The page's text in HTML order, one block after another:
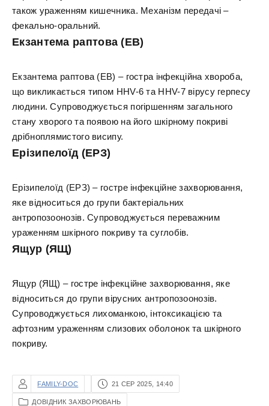
також ураженням кишечника. Механізм передачі –
фекально-оральний.
Екзантема раптова (ЕВ)
Екзантема раптова (ЕВ) – гостра інфекційна хвороба,
що викликається типом HHV-6 та HHV-7 вірусу герпесу
людини. Супроводжується погіршенням загального
стану хворого та появою на його шкірному покриві
дрібноплямистого висипу.
Ерізипелоїд (ЕРЗ)
Ерізипелоїд (ЕРЗ) – гостре інфекційне захворювання,
яке відноситься до групи бактеріальних
антропозоонозів. Супроводжується переважним
ураженням шкірного покриву та суглобів.
Ящур (ЯЩ)
Ящур (ЯЩ) – гостре інфекційне захворювання, яке
відноситься до групи вірусних антропозоонозів.
Супроводжується лихоманкою, інтоксикацією та
афтозним ураженням слизових оболонок та шкірного
покриву.
FAMILY-DOC 21 СЕР 2025, 14:40
ДОВІДНИК ЗАХВОРЮВАНЬ